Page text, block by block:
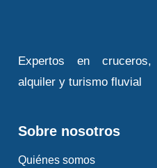
Expertos en
alquiler y turismo fluvial
Sobre nosotros
Quiénes somos